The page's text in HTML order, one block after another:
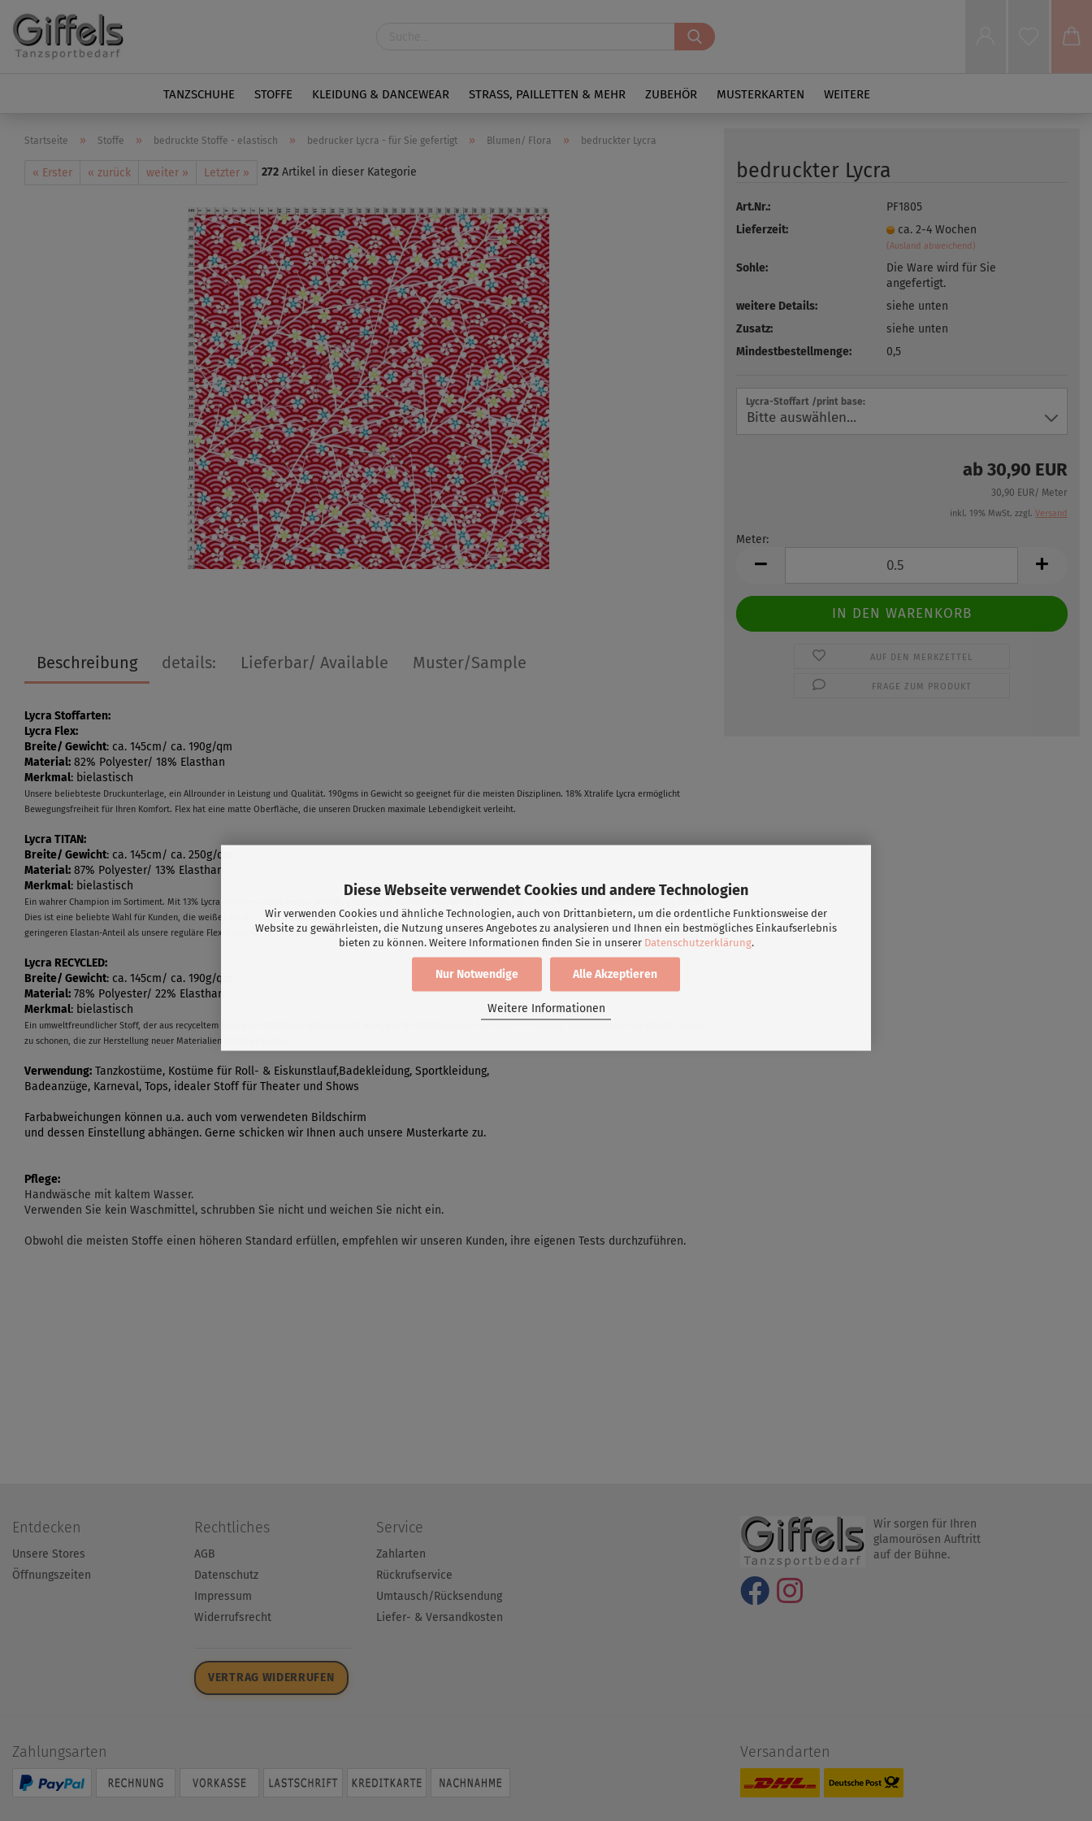
Diese Webseite verwendet Cookies und andere Technologien
Wir verwenden Cookies und ähnliche Technologien, auch von Drittanbietern, um die ordentliche Funktionsweise der
Website zu gewährleisten, die Nutzung unseres Angebotes zu analysieren und Ihnen ein bestmögliches Einkaufserlebnis
bieten zu können. Weitere Informationen finden Sie in unserer Datenschutzerklärung.
Alle Akzeptieren
Nur Notwendige
Weitere Informationen
TANZSCHUHE STOFFE KLEIDUNG & DANCEWEAR STRASS, PAILLETTEN & MEHR ZUBEHÖR MUSTERKARTEN WEITERE
Startseite » Stoffe » bedruckte Stoffe - elastisch » bedrucker Lycra - für Sie gefertigt » Blumen/ Flora » bedruckter Lycra
« Erster « zurück weiter » Letzter » 272 Artikel in dieser Kategorie bedruckter Lycra
Art.Nr.:
PF1805
Lieferzeit:
ca. 2-4 Wochen
(Ausland abweichend)
Sohle:
Die Ware wird für Sie
angefertigt.
weitere Details:
siehe unten
Zusatz:
siehe unten
Mindestbestellmenge:
0,5
Lycra-Stoffart /print base:
ab 30,90 EUR
30,90 EUR/ Meter
inkl. 19% MwSt. zzgl. Versand
Meter:
Meter
AUF DEN MERKZETTEL
FRAGE ZUM PRODUKT
Beschreibung details: Lieferbar/ Available Muster/Sample
Lycra Stoffarten:
Lycra Flex:
Breite/ Gewicht: ca. 145cm/ ca. 190g/qm
Material: 82% Polyester/ 18% Elasthan
Merkmal: bielastisch
Unsere beliebteste Druckunterlage, ein Allrounder in Leistung und Qualität. 190gms in Gewicht so geeignet für die meisten Disziplinen. 18% Xtralife Lycra ermöglicht
Bewegungsfreiheit für Ihren Komfort. Flex hat eine matte Oberfläche, die unseren Drucken maximale Lebendigkeit verleiht.
Lycra TITAN:
Breite/ Gewicht: ca. 145cm/ ca. 250g/qm
Material: 87% Polyester/ 13% Elasthan
Merkmal: bielastisch
Ein wahrer Champion im Sortiment. Mit 13% Lycra bietet es einen festen Stretch, gepaart mit seinem extra hohen Gewicht, um echten Komfort und Unterstützung zu bieten.
Dies ist eine beliebte Wahl für Kunden, die weißes Lycra in ihrer Kreation wünschen. Eine schwerere Druckbasis, wenn Diskretion wichtig ist. Diese Basis hat einen
geringeren Elastan-Anteil als unsere reguläre Flex-Basis, was eine festere Dehnung ermöglicht und somit eine großartige Unterstützung bietet.
Lycra RECYCLED:
Breite/ Gewicht: ca. 145cm/ ca. 190g/qm
Material: 78% Polyester/ 22% Elasthan
Merkmal: bielastisch
Ein umweltfreundlicher Stoff, der aus recyceltem Garn aus Abfallmaterial hergestellt wird, das für Mülldeponien bestimmt ist. Gewählt, um Ressourcen wie Öl und Energie
zu schonen, die zur Herstellung neuer Materialien benötigt werden.
Verwendung: Tanzkostüme, Kostüme für Roll- & Eiskunstlauf,Badekleidung, Sportkleidung,
Badeanzüge, Karneval, Tops, idealer Stoff für Theater und Shows
Farbabweichungen können u.a. auch vom verwendeten Bildschirm
und dessen Einstellung abhängen. Gerne schicken wir Ihnen auch unsere Musterkarte zu.
Pflege:
Handwäsche mit kaltem Wasser.
Verwenden Sie kein Waschmittel, schrubben Sie nicht und weichen Sie nicht ein.
Obwohl die meisten Stoffe einen höheren Standard erfüllen, empfehlen wir unseren Kunden, ihre eigenen Tests durchzuführen.
Entdecken
Unsere Stores
Öffnungszeiten
Rechtliches
AGB
Datenschutz
Impressum
Widerrufsrecht
VERTRAG WIDERRUFEN
Service
Zahlarten
Rückrufservice
Umtausch/Rücksendung
Liefer- & Versandkosten
Wir sorgen für Ihren
glamourösen Auftritt
auf der Bühne.
Zahlungsarten Versandarten